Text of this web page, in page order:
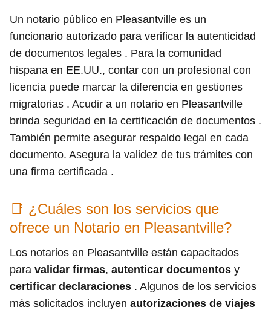
Un notario público en Pleasantville es un
funcionario autorizado para verificar la autenticidad
de documentos legales . Para la comunidad
hispana en EE.UU., contar con un profesional con
licencia puede marcar la diferencia en gestiones
migratorias . Acudir a un notario en Pleasantville
brinda seguridad en la certificación de documentos .
También permite asegurar respaldo legal en cada
documento. Asegura la validez de tus trámites con
una firma certificada .
📑 ¿Cuáles son los servicios que
ofrece un Notario en Pleasantville?
Los notarios en Pleasantville están capacitados
para validar firmas, autenticar documentos y
certificar declaraciones . Algunos de los servicios
más solicitados incluyen autorizaciones de viajes